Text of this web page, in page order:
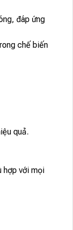
đáp ứng
chế biến
quả.
hợp với mọi